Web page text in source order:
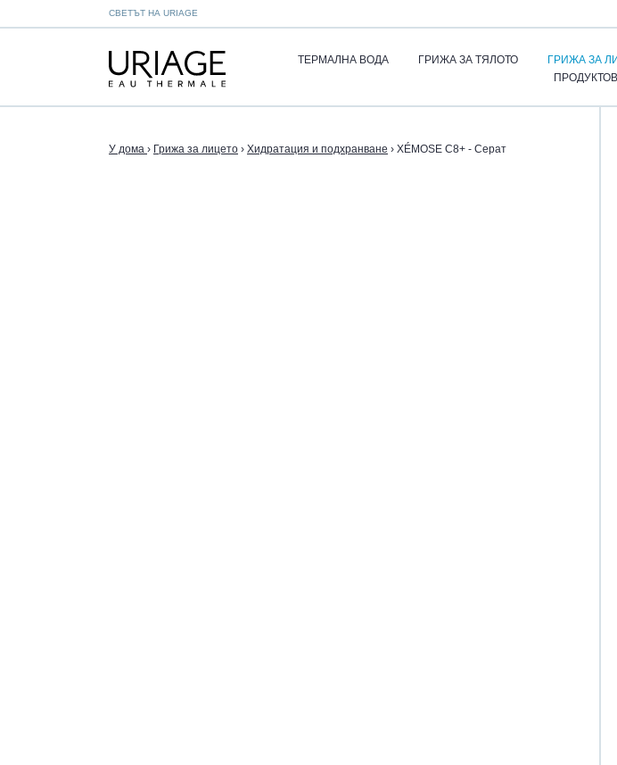
СВЕТЪТ НА URIAGE
ТЕРМАЛНА ВОДА ГРИЖА ЗА ТЯЛОТО ГРИЖА ЗА
У дома › Грижа за лицето › Хидратация и подхранване › XÉMOSE C8+ - Серат